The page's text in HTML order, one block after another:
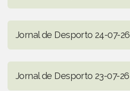
Jornal de Desporto 24-07-26
Jornal de Desporto 23-07-26